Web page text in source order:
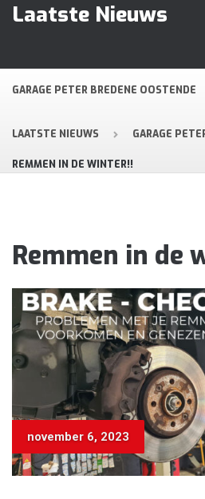
Laatste Nieuws
GARAGE PETER BREDENE OOSTENDE
LAATSTE NIEUWS GARAGE
REMMEN IN DE WINTER!!
Remmen in de
november 6, 2023